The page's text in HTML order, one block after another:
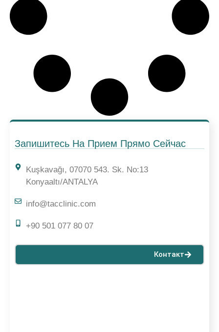
Запишитесь На Прием Прямо Сейчас
Kuşkavağı, 07070 543. Sk. No:13
Konyaaltı/ANTALYA
info@tacclinic.com
+90 501 077 80 07
Контакт